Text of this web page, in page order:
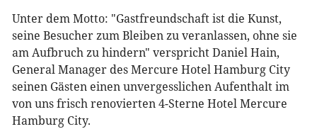
Unter dem Motto: "Gastfreundschaft ist die Kunst,
seine Besucher zum Bleiben zu veranlassen, ohne sie
am Aufbruch zu hindern" verspricht Daniel Hain,
General Manager des Mercure Hotel Hamburg City
seinen Gästen einen unvergesslichen Aufenthalt im
von uns frisch renovierten 4-Sterne Hotel Mercure
Hamburg City.